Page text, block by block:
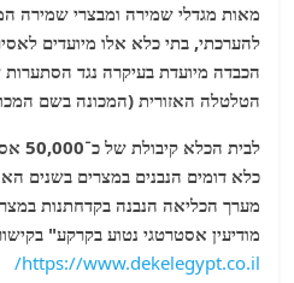
מאות מגדלי שמירה ומבצרי שמירה
להערכתי, בתי כלא אלו מיועדים
הכבדה מיועדת בעיקרה נגד
הטלטלה האזורית (המכונה בשם
כלא דומים הנבנים במצרים בשנים
מערך הכליאה הנבנה בקדחתנות
מודיעין אסטרטגי נטוע בקרקע"
https://www.dekelegypt.co.il/